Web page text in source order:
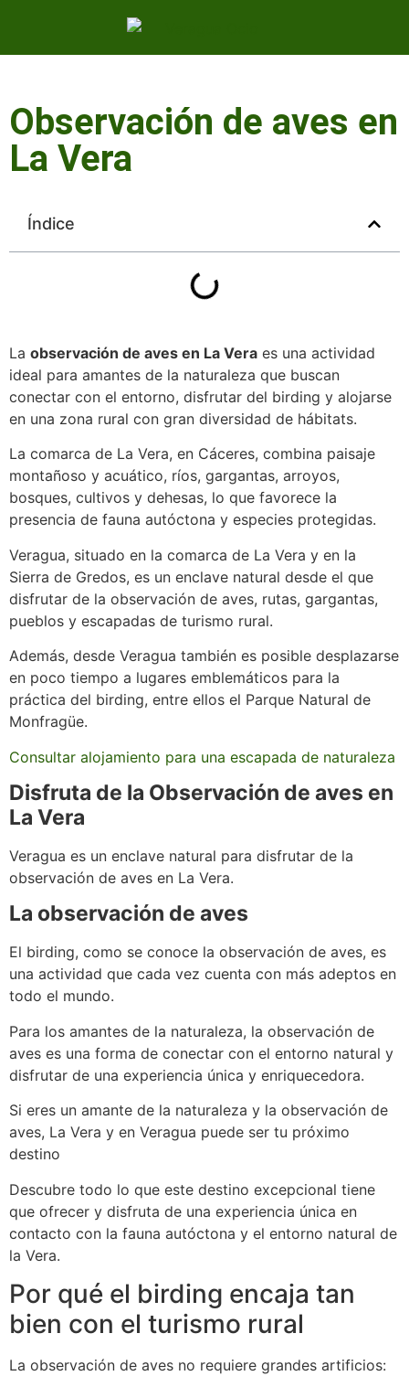
Observación de aves en
La Vera
Índice
La observación de aves en La Vera es una actividad
ideal para amantes de la naturaleza que buscan
conectar con el entorno, disfrutar del birding y alojarse
en una zona rural con gran diversidad de hábitats.
La comarca de La Vera, en Cáceres, combina paisaje
montañoso y acuático, ríos, gargantas, arroyos,
bosques, cultivos y dehesas, lo que favorece la
presencia de fauna autóctona y especies protegidas.
Veragua, situado en la comarca de La Vera y en la
Sierra de Gredos, es un enclave natural desde el que
disfrutar de la observación de aves, rutas, gargantas,
pueblos y escapadas de turismo rural.
Además, desde Veragua también es posible desplazarse
en poco tiempo a lugares emblemáticos para la
práctica del birding, entre ellos el Parque Natural de
Monfragüe.
Consultar alojamiento para una escapada de naturaleza
Disfruta de la Observación de aves en
La Vera
Veragua es un enclave natural para disfrutar de la
observación de aves en La Vera.
La observación de aves
El birding, como se conoce la observación de aves, es
una actividad que cada vez cuenta con más adeptos en
todo el mundo.
Para los amantes de la naturaleza, la observación de
aves es una forma de conectar con el entorno natural y
disfrutar de una experiencia única y enriquecedora.
Si eres un amante de la naturaleza y la observación de
aves, La Vera y en Veragua puede ser tu próximo
destino
Descubre todo lo que este destino excepcional tiene
que ofrecer y disfruta de una experiencia única en
contacto con la fauna autóctona y el entorno natural de
la Vera.
Por qué el birding encaja tan
bien con el turismo rural
La observación de aves no requiere grandes artificios: